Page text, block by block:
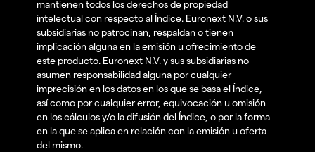
mantienen todos los derechos de propiedad
intelectual con respecto al Índice. Euronext N.V. o sus
subsidiarias no patrocinan, respaldan o tienen
implicación alguna en la emisión u ofrecimiento de
este producto. Euronext N.V. y sus subsidiarias no
asumen responsabilidad alguna por cualquier
imprecisión en los datos en los que se basa el Índice,
así como por cualquier error, equivocación u omisión
en los cálculos y/o la difusión del Índice, o por la forma
en la que se aplica en relación con la emisión u oferta
del mismo.